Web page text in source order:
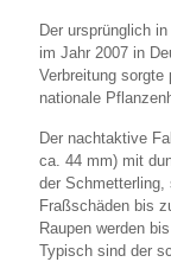
Der ursprünglich
im Jahr 2007 in
Verbreitung sorgte
nationale
Der nachtaktive
ca. 44 mm) mit
der Schmetterling,
Fraßschäden bis
Raupen werden
Typisch sind der